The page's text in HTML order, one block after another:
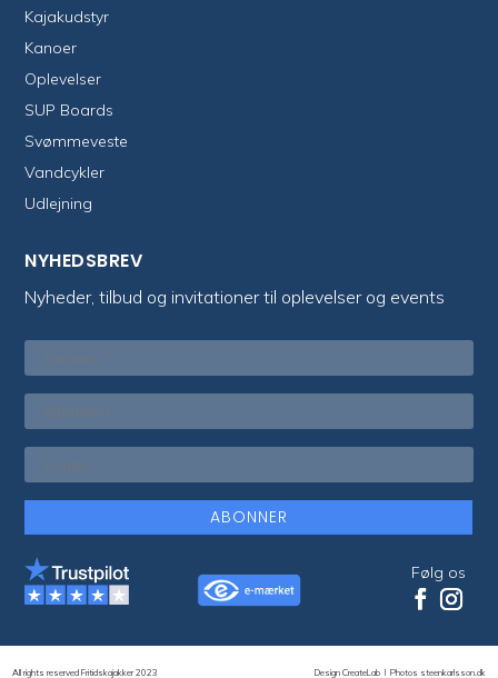
Kajakudstyr
Kanoer
Oplevelser
SUP Boards
Svømmeveste
Vandcykler
Udlejning
NYHEDSBREV
Nyheder, tilbud og invitationer til oplevelser og events
ABONNER
Følg os
All rights reserved Fritidskajakker 2023 Design CreateLab IPhotos steenkarlsson.dk